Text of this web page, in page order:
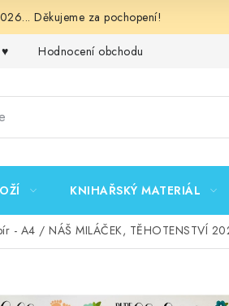
Děkujeme za pochopení!
Hodnocení obchodu
KNIHAŘSKÝ MATERIÁL
- A4 / NÁŠ MILÁČEK, TĚHOTENSTVÍ